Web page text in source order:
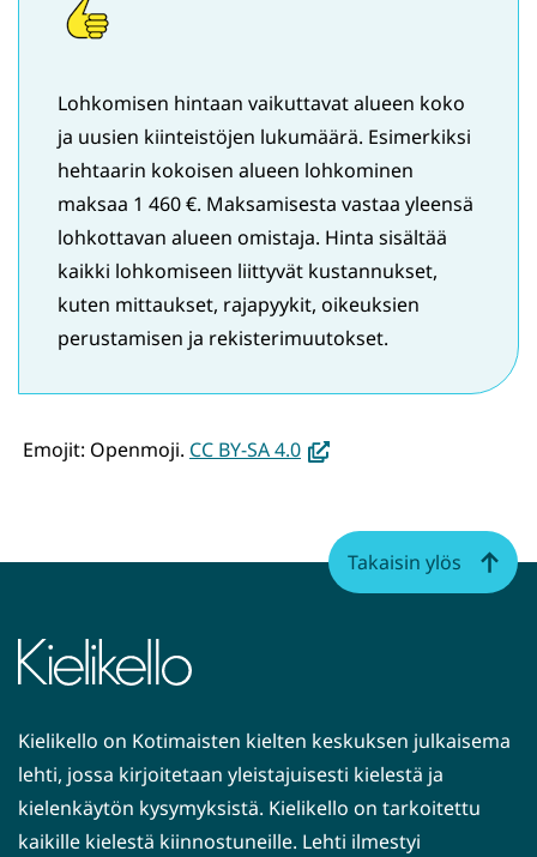
Lohkomisen hintaan vaikuttavat alueen koko
ja uusien kiinteistöjen lukumäärä. Esimerkiksi
hehtaarin kokoisen alueen lohkominen
maksaa 1 460 €. Maksamisesta vastaa yleensä
lohkottavan alueen omistaja. Hinta sisältää
kaikki lohkomiseen liittyvät kustannukset,
kuten mittaukset, rajapyykit, oikeuksien
perustamisen ja rekisterimuutokset.​
Emojit: Openmoji. CC BY-SA 4.0(avautuu
siirryt
toiseen
Kielikello on Kotimaisten kielten keskuksen julkaisema
lehti, jossa kirjoitetaan yleistajuisesti kielestä ja
kielenkäytön kysymyksistä. Kielikello on tarkoitettu
kaikille kielestä kiinnostuneille. Lehti ilmestyi
Takaisin ylös